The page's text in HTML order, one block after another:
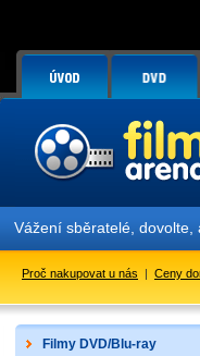
Vážení sběratelé, dovolte,
Proč nakupovat u nás | Ceny
Filmy DVD/Blu-ray